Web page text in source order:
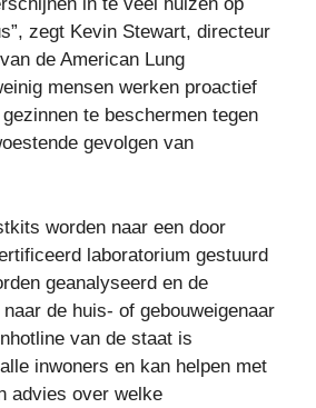
zegt Kevin Stewart, directeur
de American Lung
mensen werken proactief
te beschermen tegen
gevolgen van
worden naar een door
laboratorium gestuurd
geanalyseerd en de
de huis- of gebouweigenaar
van de staat is
inwoners en kan helpen met
advies over welke